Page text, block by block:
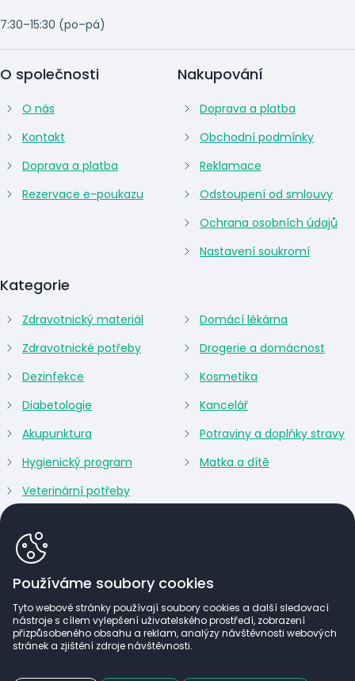
Používáme soubory cookies
Tyto webové stránky používají soubory cookies a další sledovací
nástroje s cílem vylepšení uživatelského prostředí, zobrazení
přizpůsobeného obsahu a reklam, analýzy návštěvnosti webových
stránek a zjištění zdroje návštěvnosti.
7:30–15:30 (po–pá)
O společnosti
O nás
Kontakt
Doprava a platba
Rezervace e-poukazu
Kategorie
Zdravotnický materiál
Zdravotnické potřeby
Dezinfekce
Diabetologie
Akupunktura
Hygienický program
Veterinární potřeby
Domácí lékárna
Drogerie a domácnost
Kosmetika
Kancelář
Potraviny a doplňky stravy
Matka a dítě
Nakupování
Doprava a platba
Obchodní podmínky
Reklamace
Odstoupení od smlouvy
Ochrana osobních údajů
Nastavení soukromí